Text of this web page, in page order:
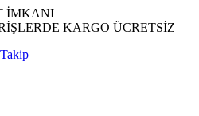
İMKANI
KARGO ÜCRETSİZ